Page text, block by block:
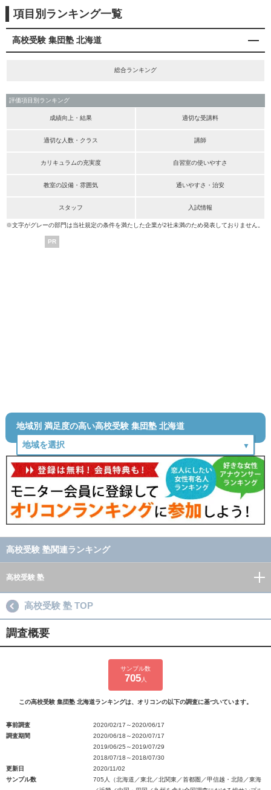
項目別ランキング一覧
高校受験 集団塾 北海道
総合ランキング
評価項目別ランキング
成績向上・結果 適切な受講料
適切な人数・クラス 講師
カリキュラムの充実度 自習室の使いやすさ
教室の設備・雰囲気 通いやすさ・治安
スタッフ 入試情報
※文字がグレーの部門は当社規定の条件を満たした企業が2社未満のため発表しておりません。
PR
地域別 満足度の高い高校受験 集団塾 北海道
高校受験 塾関連ランキング
高校受験 塾
高校受験 塾 TOP
調査概要
サンプル数
705人
この高校受験 集団塾 北海道ランキングは、オリコンの以下の調査に基づいています。
事前調査
2020/02/17～2020/06/17
調査期間
2020/06/18～2020/07/17
2019/06/25～2019/07/29
2018/07/18～2018/07/30
更新日
2020/11/02
サンプル数
705人（北海道／東北／北関東／首都圏／甲信越・北陸／東海